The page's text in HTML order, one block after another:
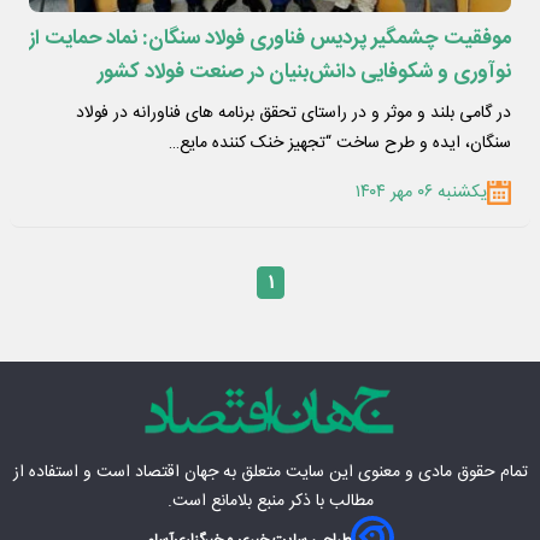
موفقیت چشمگیر پردیس فناوری فولاد سنگان: نماد حمایت از
نوآوری و شکوفایی دانش‌بنیان در صنعت فولاد کشور
در گامی بلند و موثر و در راستای تحقق برنامه های فناورانه در فولاد
سنگان، ایده و طرح ساخت “تجهیز خنک کننده مایع…
یکشنبه ۰۶ مهر ۱۴۰۴
۱
تمام حقوق مادی‌ و معنوی این سایت متعلق بهجهان اقتصاد است و استفاده از
مطالب با ذکر منبع بلامانع است.